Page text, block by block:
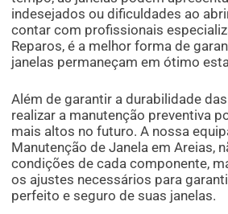
indesejados ou dificuldades ao
contar com profissionais
Reparos, é a melhor forma de
janelas permaneçam em ótimo
Além de garantir a durabilidade
realizar a manutenção preventiva
mais altos no futuro. A nossa
Manutenção de Janela em Areias,
condições de cada componente,
os ajustes necessários para
perfeito e seguro de suas janelas.